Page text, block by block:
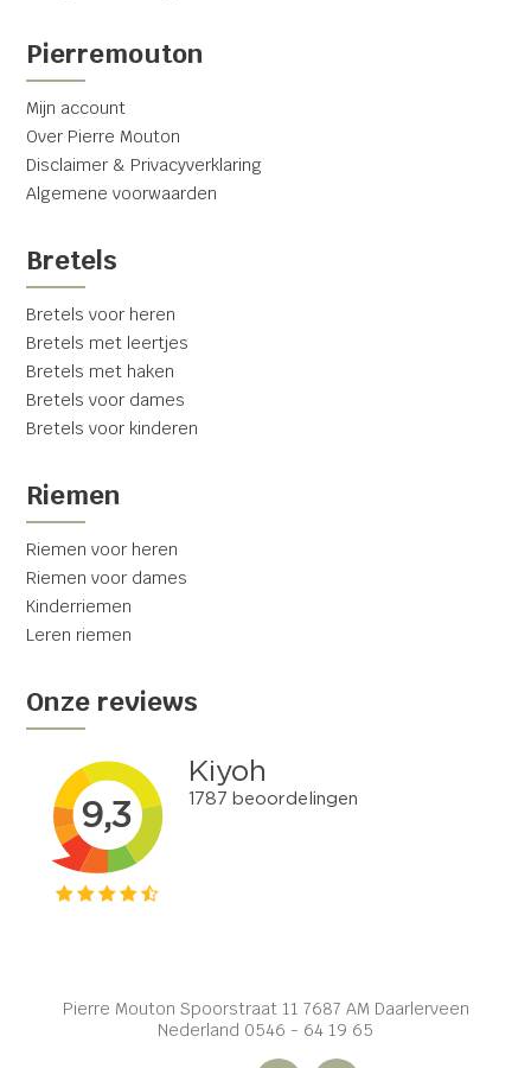
Pierremouton
Mijn account
Over Pierre Mouton
Disclaimer & Privacyverklaring
Algemene voorwaarden
Bretels
Bretels voor heren
Bretels met leertjes
Bretels met haken
Bretels voor dames
Bretels voor kinderen
Riemen
Riemen voor heren
Riemen voor dames
Kinderriemen
Leren riemen
Onze reviews
Pierre Mouton Spoorstraat 11 7687 AM Daarlerveen
Nederland 0546 - 64 19 65